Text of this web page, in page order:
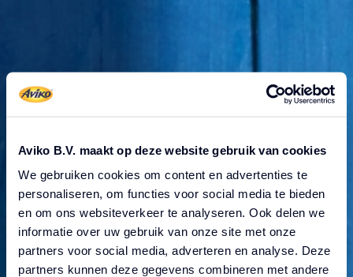
Aviko B.V. maakt op deze website gebruik van cookies
We gebruiken cookies om content en advertenties te
personaliseren, om functies voor social media te bieden
en om ons websiteverkeer te analyseren. Ook delen we
informatie over uw gebruik van onze site met onze
partners voor social media, adverteren en analyse. Deze
partners kunnen deze gegevens combineren met andere
404 sidan hittades inte
Kontrollera om du skrev in adressen korrekt, gå
tillbaka till föregående sida eller försök använda
vår webbplatssökning för att hitta något
specifikt.